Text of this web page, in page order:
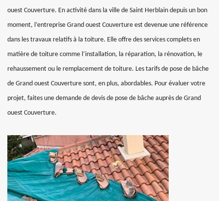
ouest Couverture. En activité dans la ville de Saint Herblain depuis un bon
moment, l’entreprise Grand ouest Couverture est devenue une référence
dans les travaux relatifs à la toiture. Elle offre des services complets en
matière de toiture comme l’installation, la réparation, la rénovation, le
rehaussement ou le remplacement de toiture. Les tarifs de pose de bâche
de Grand ouest Couverture sont, en plus, abordables. Pour évaluer votre
projet, faites une demande de devis de pose de bâche auprès de Grand
ouest Couverture.